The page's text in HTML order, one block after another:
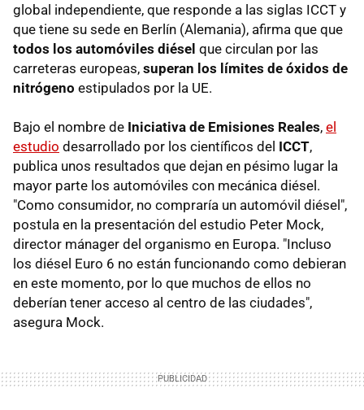
global independiente, que responde a las siglas ICCT y
que tiene su sede en Berlín (Alemania), afirma que que
todos los automóviles diésel que circulan por las
carreteras europeas, superan los límites de óxidos de
nitrógeno estipulados por la UE.
Bajo el nombre de Iniciativa de Emisiones Reales, el
estudio desarrollado por los científicos del ICCT,
publica unos resultados que dejan en pésimo lugar la
mayor parte los automóviles con mecánica diésel.
"Como consumidor, no compraría un automóvil diésel",
postula en la presentación del estudio Peter Mock,
director mánager del organismo en Europa. "Incluso
los diésel Euro 6 no están funcionando como debieran
en este momento, por lo que muchos de ellos no
deberían tener acceso al centro de las ciudades",
asegura Mock.